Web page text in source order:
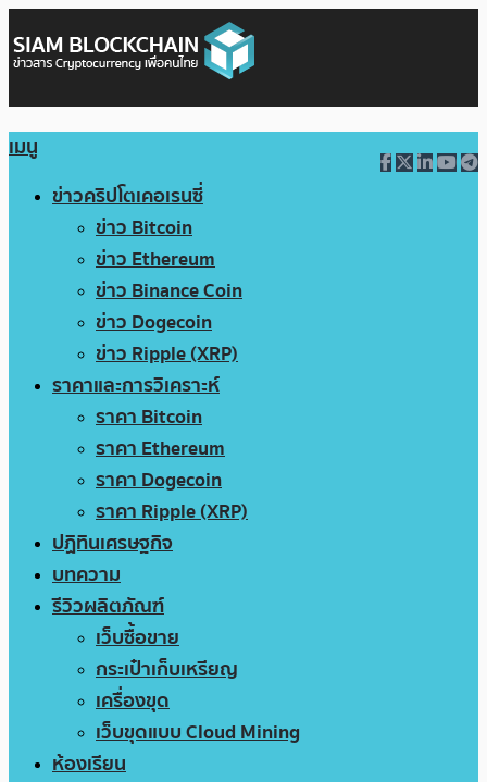
เมนู
ข่าวคริปโตเคอเรนซี่
ข่าว Bitcoin
ข่าว Ethereum
ข่าว Binance Coin
ข่าว Dogecoin
ข่าว Ripple (XRP)
ราคาและการวิเคราะห์
ราคา Bitcoin
ราคา Ethereum
ราคา Dogecoin
ราคา Ripple (XRP)
ปฏิทินเศรษฐกิจ
บทความ
รีวิวผลิตภัณฑ์
เว็บซื้อขาย
กระเป๋าเก็บเหรียญ
เครื่องขุด
เว็บขุดแบบ Cloud Mining
ห้องเรียน